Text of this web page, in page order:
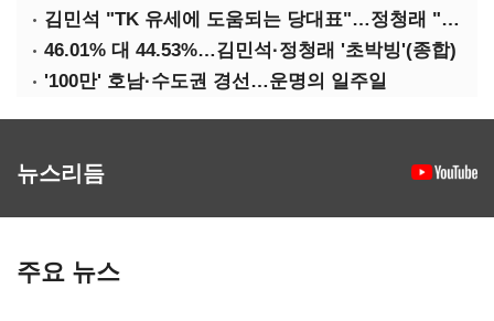
김민석 "TK 유세에 도움되는 당대표"…정청래 "벌써 대표된 양 당직 배분"
46.01% 대 44.53%…김민석·정청래 '초박빙'(종합)
'100만' 호남·수도권 경선…운명의 일주일
뉴스리듬
주요 뉴스